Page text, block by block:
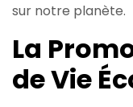
sur notre planète.
La
de Vie